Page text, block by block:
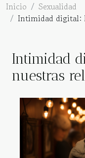
Inicio
Sexualidad
Intimidad digital:
Intimidad
nuestras